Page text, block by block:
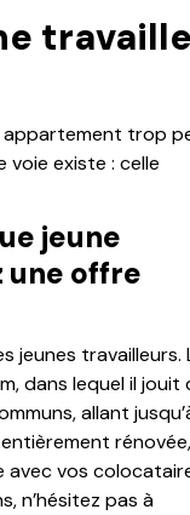
appartement trop
voie existe : celle
jeune
une offre
jeunes travailleurs.
dans lequel il jouit
allant
rénovée,
avec vos
n’hésitez pas à